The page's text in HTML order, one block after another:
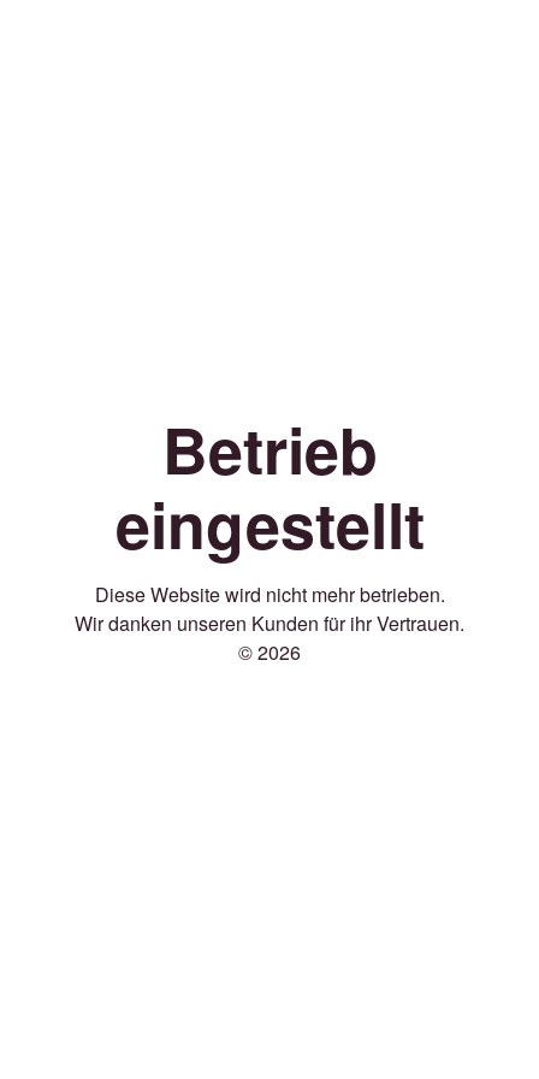
Betrieb
eingestellt
Diese Website wird nicht mehr betrieben.
Wir danken unseren Kunden für ihr Vertrauen.
© 2026